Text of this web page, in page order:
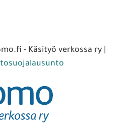
- Käsityö verkossa ry |